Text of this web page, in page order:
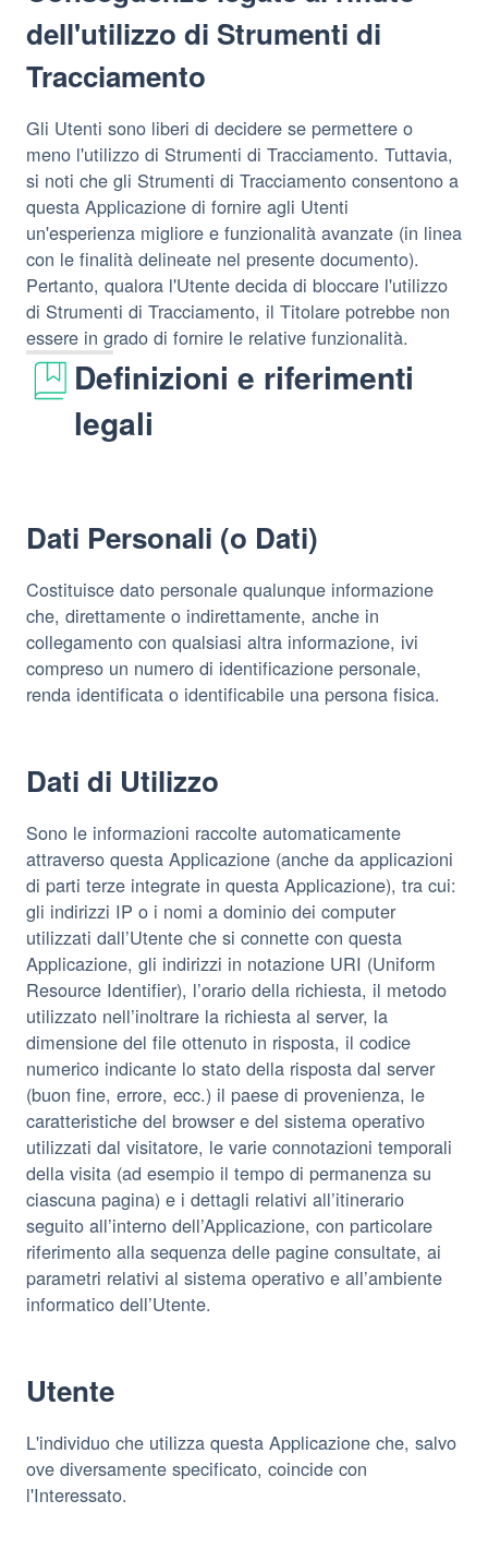
dell'utilizzo di Strumenti di
Tracciamento
Gli Utenti sono liberi di decidere se permettere o
meno l'utilizzo di Strumenti di Tracciamento. Tuttavia,
si noti che gli Strumenti di Tracciamento consentono a
questa Applicazione di fornire agli Utenti
un'esperienza migliore e funzionalità avanzate (in linea
con le finalità delineate nel presente documento).
Pertanto, qualora l'Utente decida di bloccare l'utilizzo
di Strumenti di Tracciamento, il Titolare potrebbe non
essere in grado di fornire le relative funzionalità.
Definizioni e riferimenti
legali
Dati Personali (o Dati)
Costituisce dato personale qualunque informazione
che, direttamente o indirettamente, anche in
collegamento con qualsiasi altra informazione, ivi
compreso un numero di identificazione personale,
renda identificata o identificabile una persona fisica.
Dati di Utilizzo
Sono le informazioni raccolte automaticamente
attraverso questa Applicazione (anche da applicazioni
di parti terze integrate in questa Applicazione), tra cui:
gli indirizzi IP o i nomi a dominio dei computer
utilizzati dall’Utente che si connette con questa
Applicazione, gli indirizzi in notazione URI (Uniform
Resource Identifier), l’orario della richiesta, il metodo
utilizzato nell’inoltrare la richiesta al server, la
dimensione del file ottenuto in risposta, il codice
numerico indicante lo stato della risposta dal server
(buon fine, errore, ecc.) il paese di provenienza, le
caratteristiche del browser e del sistema operativo
utilizzati dal visitatore, le varie connotazioni temporali
della visita (ad esempio il tempo di permanenza su
ciascuna pagina) e i dettagli relativi all’itinerario
seguito all’interno dell’Applicazione, con particolare
riferimento alla sequenza delle pagine consultate, ai
parametri relativi al sistema operativo e all’ambiente
informatico dell’Utente.
Utente
L'individuo che utilizza questa Applicazione che, salvo
ove diversamente specificato, coincide con
l'Interessato.